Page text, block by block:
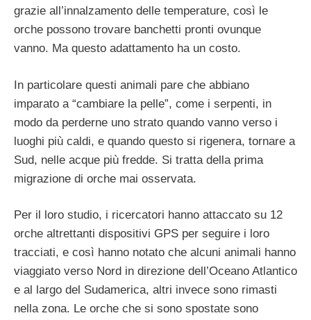
grazie all’innalzamento delle temperature, così le
orche possono trovare banchetti pronti ovunque
vanno. Ma questo adattamento ha un costo.
In particolare questi animali pare che abbiano
imparato a “cambiare la pelle”, come i serpenti, in
modo da perderne uno strato quando vanno verso i
luoghi più caldi, e quando questo si rigenera, tornare a
Sud, nelle acque più fredde. Si tratta della prima
migrazione di orche mai osservata.
Per il loro studio, i ricercatori hanno attaccato su 12
orche altrettanti dispositivi GPS per seguire i loro
tracciati, e così hanno notato che alcuni animali hanno
viaggiato verso Nord in direzione dell’Oceano Atlantico
e al largo del Sudamerica, altri invece sono rimasti
nella zona. Le orche che si sono spostate sono